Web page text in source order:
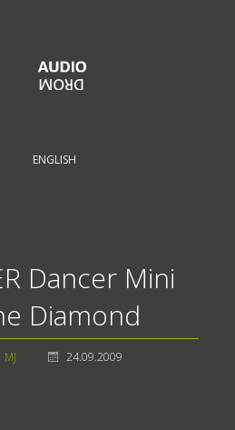
ENGLISH
Dancer Mini
Diamond
MJ 24.09.2009